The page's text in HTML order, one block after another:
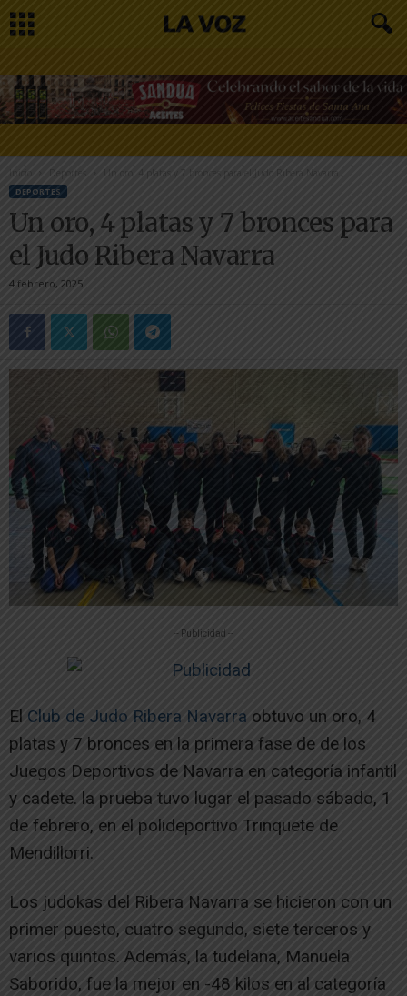
Inicio Un oro, 4 platas y 7 bronces para el Judo Ribera Navarra
DEPORTES
Un oro, 4 platas y 7 bronces para
el Judo Ribera Navarra
4 febrero, 2025
-- Publicidad --
El Club de Judo Ribera Navarra obtuvo un oro, 4
platas y 7 bronces en la primera fase de de los
Juegos Deportivos de Navarra en categoría infantil
y cadete. la prueba tuvo lugar el pasado sábado, 1
de febrero, en el polideportivo Trinquete de
Mendillorri.
Los judokas del Ribera Navarra se hicieron con un
primer puesto, cuatro segundo, siete terceros y
varios quintos. Además, la tudelana, Manuela
Saborido, fue la mejor en -48 kilos en al categoría